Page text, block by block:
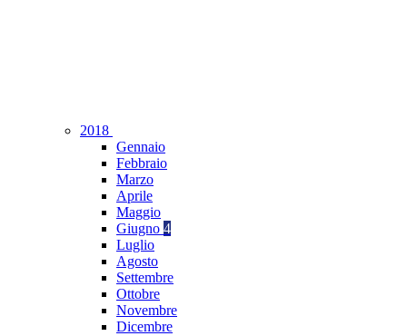
2018
Gennaio
Febbraio
Marzo
Aprile
Maggio
Giugno 4
Luglio
Agosto
Settembre
Ottobre
Novembre
Dicembre